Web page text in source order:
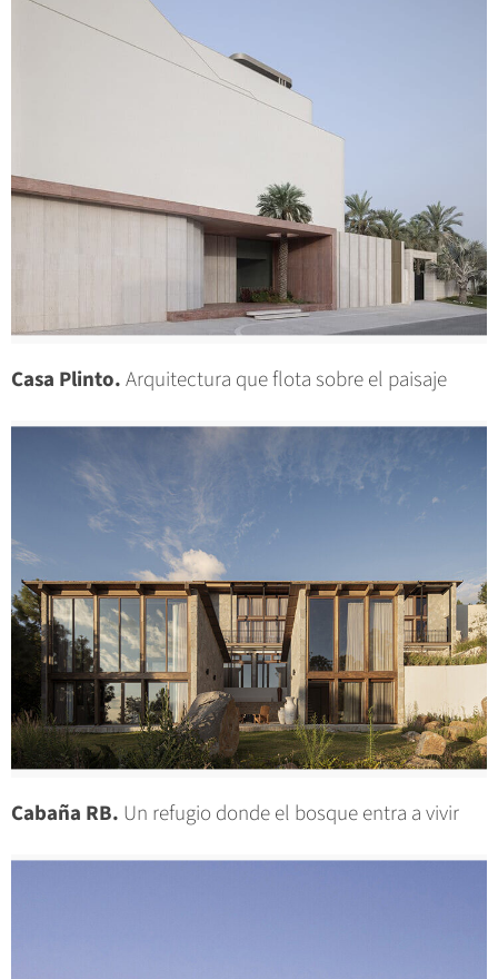
Casa Plinto.Arquitectura que flota sobre el paisaje
Cabaña RB. Un refugio donde el bosque entra a vivir